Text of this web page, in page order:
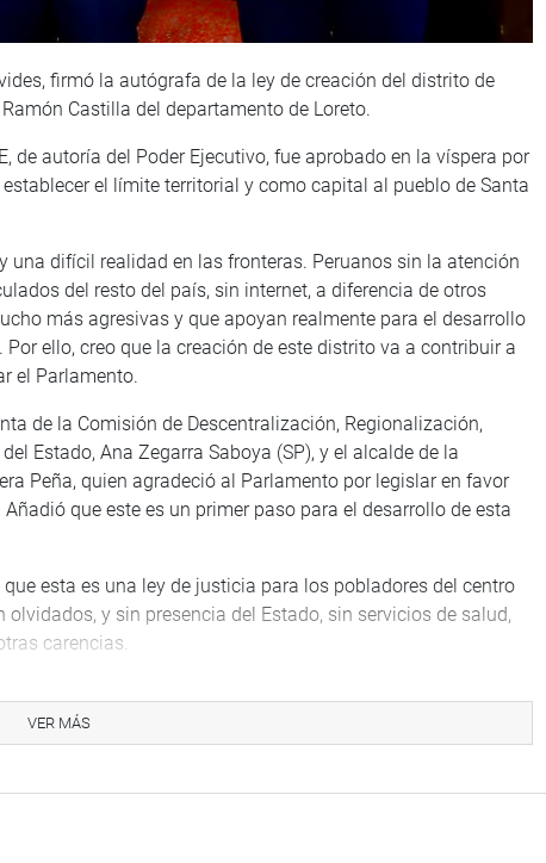
firmó la autógrafa de la ley de creación del distrito de
Castilla del departamento de Loreto.
de autoría del Poder Ejecutivo, fue aprobado en la víspera por
el límite territorial y como capital al pueblo de Santa
una difícil realidad en las fronteras. Peruanos sin la atención
del resto del país, sin internet, a diferencia de otros
más agresivas y que apoyan realmente para el desarrollo
ello, creo que la creación de este distrito va a contribuir a
el Parlamento.
de la Comisión de Descentralización, Regionalización,
Estado, Ana Zegarra Saboya (SP), y el alcalde de la
Peña, quien agradeció al Parlamento por legislar en favor
que este es un primer paso para el desarrollo de esta
esta es una ley de justicia para los pobladores del centro
y sin presencia del Estado, sin servicios de salud,
carencias.
públicos, y consolidar la soberanía en una zona crítica de
veces sus habitantes se han visto obligados a emigrar a
esta norma que reivindica a la población fronteriza de
VER MÁS